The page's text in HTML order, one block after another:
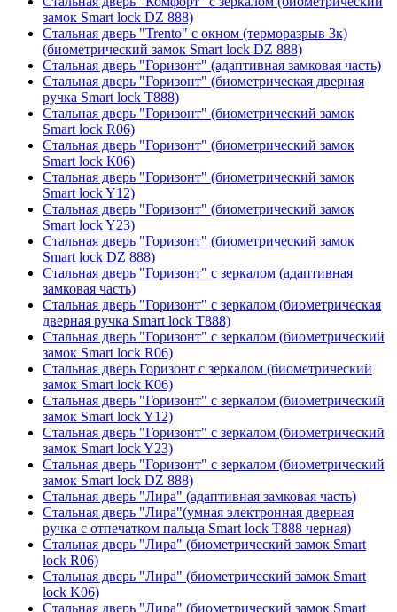
замок Smart lock DZ 888)
Стальная дверь "Trento" с окном (терморазрыв 3к)
(биометрический замок Smart lock DZ 888)
Стальная дверь "Горизонт" (адаптивная замковая часть)
Стальная дверь "Горизонт" (биометрическая дверная
ручка Smart lock T888)
Стальная дверь "Горизонт" (биометрический замок
Smart lock R06)
Стальная дверь "Горизонт" (биометрический замок
Smart lock К06)
Стальная дверь "Горизонт" (биометрический замок
Smart lock Y12)
Стальная дверь "Горизонт" (биометрический замок
Smart lock Y23)
Стальная дверь "Горизонт" (биометрический замок
Smart lock DZ 888)
Стальная дверь "Горизонт" с зеркалом (адаптивная
замковая часть)
Стальная дверь "Горизонт" с зеркалом (биометрическая
дверная ручка Smart lock T888)
Стальная дверь "Горизонт" с зеркалом (биометрический
замок Smart lock R06)
Стальная дверь Горизонт с зеркалом (биометрический
замок Smart lock К06)
Стальная дверь "Горизонт" с зеркалом (биометрический
замок Smart lock Y12)
Стальная дверь "Горизонт" с зеркалом (биометрический
замок Smart lock Y23)
Стальная дверь "Горизонт" с зеркалом (биометрический
замок Smart lock DZ 888)
Стальная дверь "Лира" (адаптивная замковая часть)
Стальная дверь "Лира"(умная электронная дверная
ручка с отпечатком пальца Smart lock T888 черная)
Стальная дверь "Лира" (биометрический замок Smart
lock R06)
Стальная дверь "Лира" (биометрический замок Smart
lock K06)
Стальная дверь "Лира" (биометрический замок Smart